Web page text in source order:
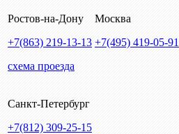
Ростов-на-Дону
+7(863) 219-13-13
схема проезда
Москва
+7(495) 419-05-91
Санкт-Петербург
+7(812) 309-25-15